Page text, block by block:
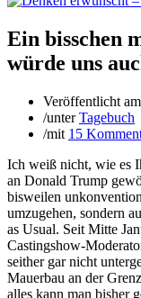
Ein bisschen
würde uns
Veröffentlicht am
/unterTagebuch
/mit 15
Ich weiß nicht, wie es
an Donald Trump
bisweilen
umzugehen, sondern
as Usual. Seit Mitte
Castingshow-
seither gar nicht
Mauerbau an der
alles kann man bisher